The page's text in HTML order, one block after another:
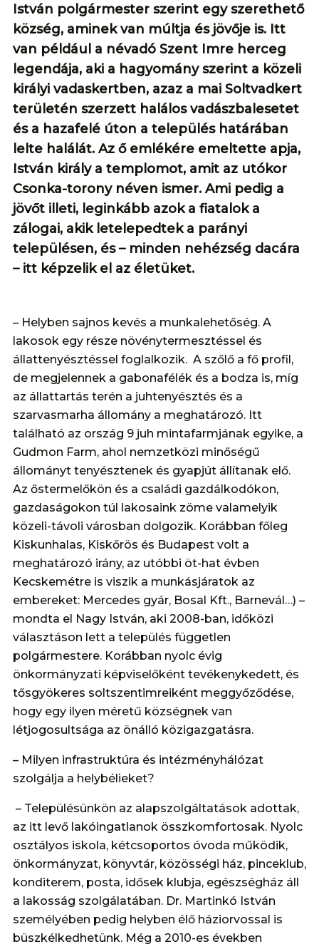
István polgármester szerint egy szerethető
község, aminek van múltja és jövője is. Itt
van például a névadó Szent Imre herceg
legendája, aki a hagyomány szerint a közeli
királyi vadaskertben, azaz a mai Soltvadkert
területén szerzett halálos vadászbalesetet
és a hazafelé úton a település határában
lelte halálát. Az ő emlékére emeltette apja,
István király a templomot, amit az utókor
Csonka-torony néven ismer. Ami pedig a
jövőt illeti, leginkább azok a fiatalok a
zálogai, akik letelepedtek a parányi
településen, és – minden nehézség dacára
– itt képzelik el az életüket.
– Helyben sajnos kevés a munkalehetőség. A
lakosok egy része növénytermesztéssel és
állattenyésztéssel foglalkozik. A szőlő a fő profil,
de megjelennek a gabonafélék és a bodza is, míg
az állattartás terén a juhtenyésztés és a
szarvasmarha állomány a meghatározó. Itt
található az ország 9 juh mintafarmjának egyike, a
Gudmon Farm, ahol nemzetközi minőségű
állományt tenyésztenek és gyapjút állítanak elő.
Az őstermelőkön és a családi gazdálkodókon,
gazdaságokon túl lakosaink zöme valamelyik
közeli-távoli városban dolgozik. Korábban főleg
Kiskunhalas, Kiskőrös és Budapest volt a
meghatározó irány, az utóbbi öt-hat évben
Kecskemétre is viszik a munkásjáratok az
embereket: Mercedes gyár, Bosal Kft., Barnevál…) –
mondta el Nagy István, aki 2008-ban, időközi
választáson lett a település független
polgármestere. Korábban nyolc évig
önkormányzati képviselőként tevékenykedett, és
tősgyökeres soltszentimreiként meggyőződése,
hogy egy ilyen méretű községnek van
létjogosultsága az önálló közigazgatásra.
– Milyen infrastruktúra és intézményhálózat
szolgálja a helybélieket?
– Településünkön az alapszolgáltatások adottak,
az itt levő lakóingatlanok összkomfortosak. Nyolc
osztályos iskola, kétcsoportos óvoda működik,
önkormányzat, könyvtár, közösségi ház, pinceklub,
konditerem, posta, idősek klubja, egészségház áll
a lakosság szolgálatában. Dr. Martinkó István
személyében pedig helyben élő háziorvossal is
büszkélkedhetünk. Még a 2010-es években